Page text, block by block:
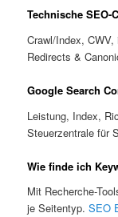
Technische SEO-
Crawl/Index,
Redirects &
Google Search
Leistung, Index,
Steuerzentrale für
Wie finde ich
Mit Recherche-
je Seitentyp.SEO